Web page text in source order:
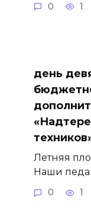
0 1
день
Летняя
Наши
0 1